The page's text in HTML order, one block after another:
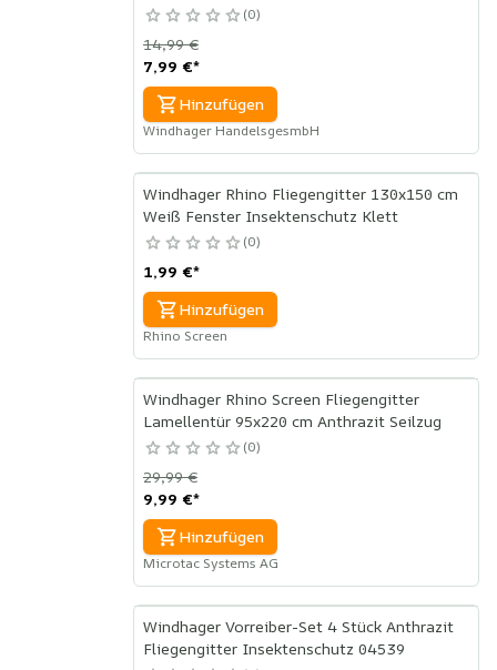
0
7,99 €*
14,99 €
Hinzufügen
Windhager HandelsgesmbH
Windhager Rhino Fliegengitter 130x150 cm
Weiß Fenster Insektenschutz Klett
0
1,99 €*
Hinzufügen
Rhino Screen
Windhager Rhino Screen Fliegengitter
Lamellentür 95x220 cm Anthrazit Seilzug
0
9,99 €*
29,99 €
Hinzufügen
Microtac Systems AG
Windhager Vorreiber-Set 4 Stück Anthrazit
Fliegengitter Insektenschutz 04539